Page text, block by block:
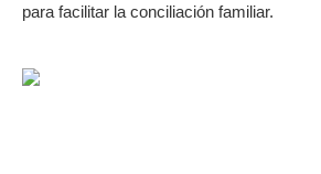
para facilitar la conciliación familiar.